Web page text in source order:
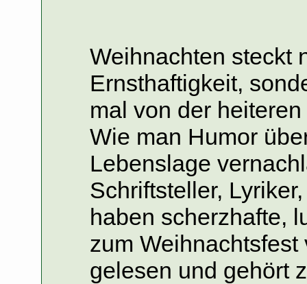
Weihnachten steckt
Ernsthaftigkeit,
mal von der
Wie man Humor
Lebenslage
Schriftsteller,
haben scherzhafte,
zum
gelesen und gehört